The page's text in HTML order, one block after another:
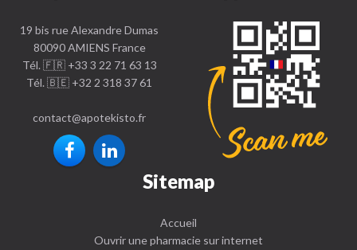
19 bis rue Alexandre Dumas
80090 AMIENS France
Tél. 🇫🇷 +33 3 22 71 63 13
Tél. 🇧🇪 +32 2 318 37 61
contact@apotekisto.fr
Sitemap
Accueil
Ouvrir une pharmacie sur internet